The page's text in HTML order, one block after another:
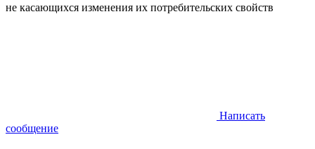
не касающихся изменения их потребительских свойств
Написать
сообщение